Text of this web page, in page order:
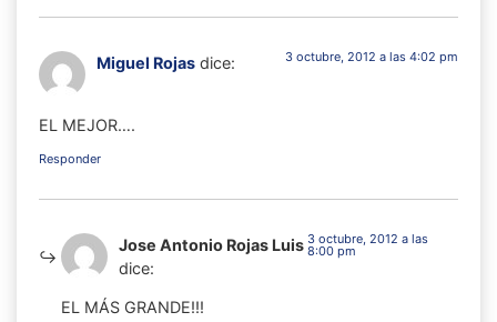
Miguel Rojas dice: 3 octubre, 2012 a las 4:02 pm
EL MEJOR….
Responder
Jose Antonio Rojas Luis
dice:
3 octubre, 2012 a las
8:00 pm
EL MÁS GRANDE!!!